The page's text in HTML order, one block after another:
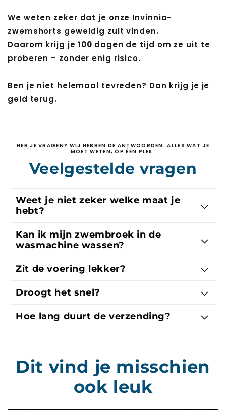
We weten zeker dat je onze Invinnia-
zwemshorts geweldig zult vinden.
Daarom krijg je100 dagen de tijd om ze uit te
proberen – zonder enig risico.
Ben je niet helemaal tevreden? Dan krijg je je
geld terug.
HEB JE VRAGEN? WIJ HEBBEN DE ANTWOORDEN. ALLES WAT JE
MOET WETEN, OP ÉÉN PLEK.
Veelgestelde vragen
Weet je niet zeker welke maat je
hebt?
Kan ik mijn zwembroek in de
wasmachine wassen?
Zit de voering lekker?
Droogt het snel?
Hoe lang duurt de verzending?
Dit vind je misschien
ook leuk